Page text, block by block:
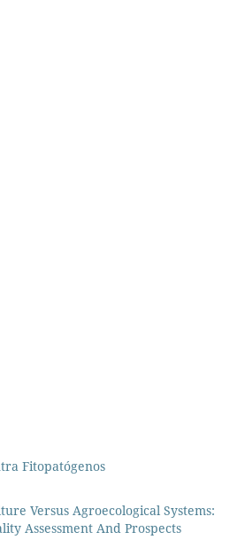
Fitopatógenos
Versus Agroecological Systems:
Assessment And Prospects